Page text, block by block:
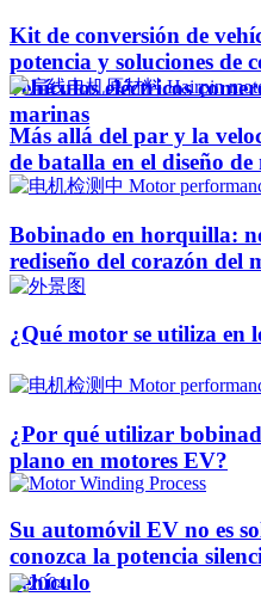
Kit de conversión de
potencia y soluciones de
vehículos eléctricos
marinas
Más allá del par y la
de batalla en el diseño de
Bobinado en horquilla:
rediseño del corazón del
¿Qué motor se utiliza en
¿Por qué utilizar
plano en motores EV?
Su automóvil EV no es
conozca la potencia
vehículo